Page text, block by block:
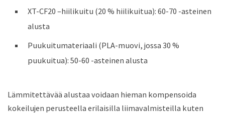
XT-CF20 –hiilikuitu (20 % hiilikuitua): 60-70 -asteinen
alusta
Puukuitumateriaali (PLA-muovi, jossa 30 %
puukuitua): 50-60 -asteinen alusta
Lämmitettävää alustaa voidaan hieman kompensoida
kokeilujen perusteella erilaisilla liimavalmisteilla kuten